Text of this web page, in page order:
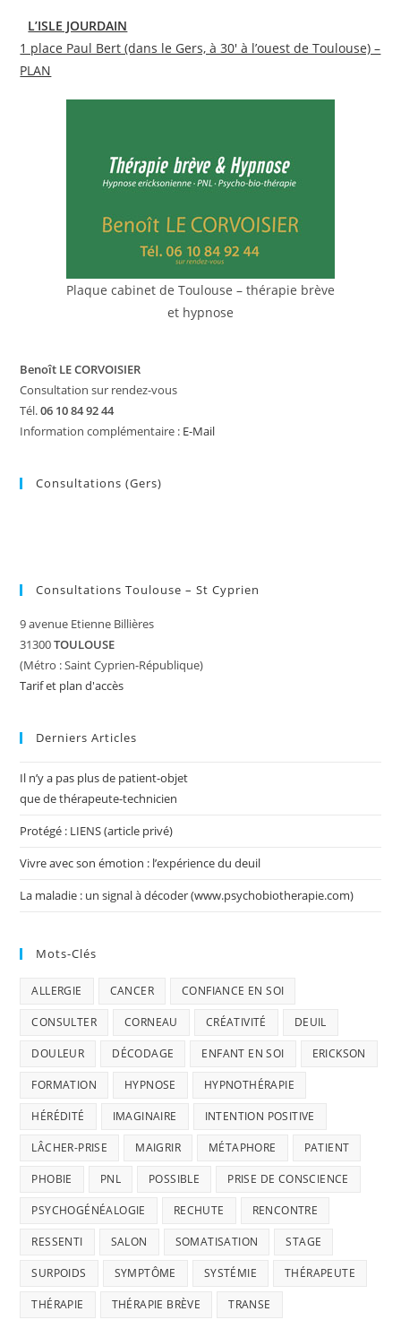
L’ISLE JOURDAIN
1 place Paul Bert (dans le Gers, à 30′ à l’ouest de Toulouse) –
PLAN
Plaque cabinet de Toulouse – thérapie brève
et hypnose
Benoît LE CORVOISIER
Consultation sur rendez-vous
Tél.06 10 84 92 44
Information complémentaire : E-Mail
Consultations (Gers)
Consultations Toulouse – St Cyprien
9 avenue Etienne Billières
31300TOULOUSE
(Métro : Saint Cyprien-République)
Tarif et plan d'accès
Derniers Articles
Il n’y a pas plus de patient-objet
que de thérapeute-technicien
Protégé : LIENS (article privé)
Vivre avec son émotion : l’expérience du deuil
La maladie : un signal à décoder (www.psychobiotherapie.com)
Mots-Clés
ALLERGIE CANCER CONFIANCE EN SOI
CONSULTER CORNEAU CRÉATIVITÉ DEUIL
DOULEUR DÉCODAGE ENFANT EN SOI ERICKSON
FORMATION HYPNOSE HYPNOTHÉRAPIE
HÉRÉDITÉ IMAGINAIRE INTENTION POSITIVE
LÂCHER-PRISE MAIGRIR MÉTAPHORE PATIENT
PHOBIE PNL POSSIBLE PRISE DE CONSCIENCE
PSYCHOGÉNÉALOGIE RECHUTE RENCONTRE
RESSENTI SALON SOMATISATION STAGE
SURPOIDS SYMPTÔME SYSTÉMIE THÉRAPEUTE
THÉRAPIE THÉRAPIE BRÈVE TRANSE